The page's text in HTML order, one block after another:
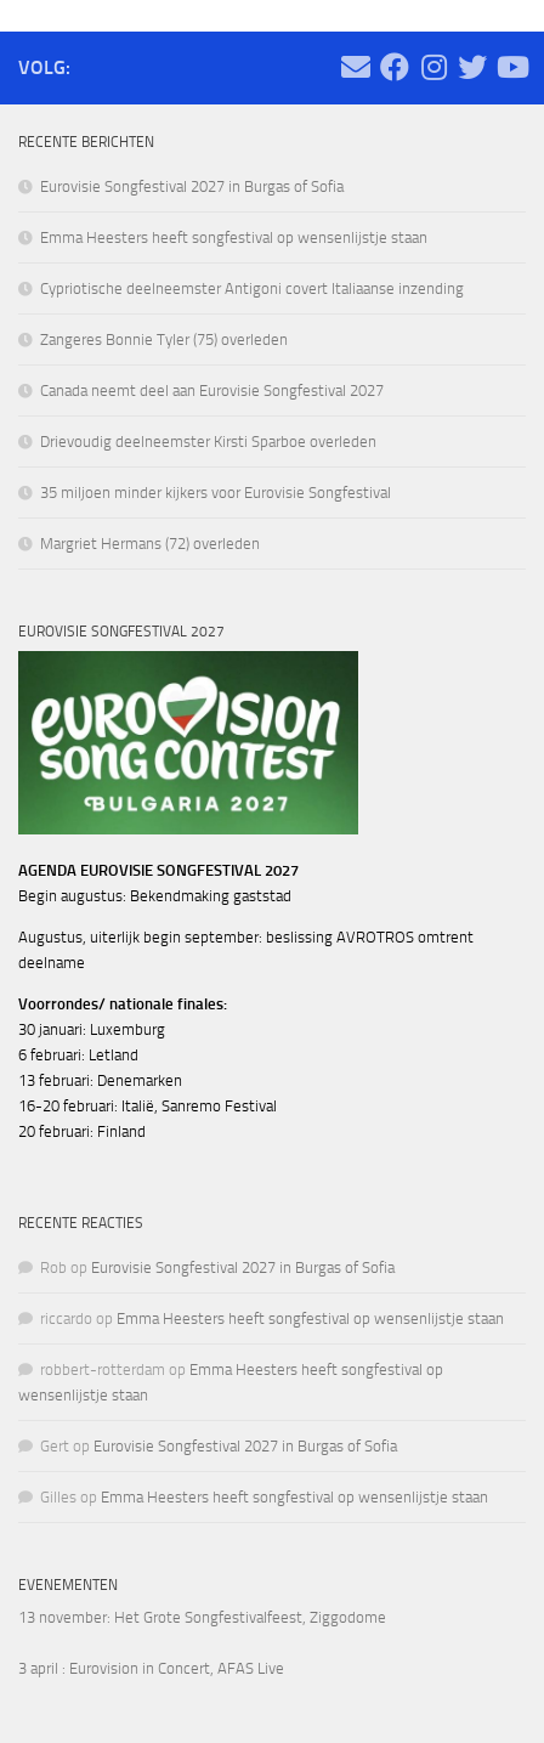
VOLG:
RECENTE BERICHTEN
Eurovisie Songfestival 2027 in Burgas of Sofia
Emma Heesters heeft songfestival op wensenlijstje staan
Cypriotische deelneemster Antigoni covert Italiaanse inzending
Zangeres Bonnie Tyler (75) overleden
Canada neemt deel aan Eurovisie Songfestival 2027
Drievoudig deelneemster Kirsti Sparboe overleden
35 miljoen minder kijkers voor Eurovisie Songfestival
Margriet Hermans (72) overleden
EUROVISIE SONGFESTIVAL 2027
AGENDA EUROVISIE SONGFESTIVAL 2027
Begin augustus: Bekendmaking gaststad
Augustus, uiterlijk begin september: beslissing AVROTROS omtrent
deelname
Voorrondes/ nationale finales:
30 januari: Luxemburg
6 februari: Letland
13 februari: Denemarken
16-20 februari: Italië, Sanremo Festival
20 februari: Finland
RECENTE REACTIES
Rob op Eurovisie Songfestival 2027 in Burgas of Sofia
riccardo op Emma Heesters heeft songfestival op wensenlijstje staan
robbert-rotterdam op Emma Heesters heeft songfestival op
wensenlijstje staan
Gert op Eurovisie Songfestival 2027 in Burgas of Sofia
Gilles op Emma Heesters heeft songfestival op wensenlijstje staan
EVENEMENTEN
13 november: Het Grote Songfestivalfeest, Ziggodome
3 april : Eurovision in Concert, AFAS Live